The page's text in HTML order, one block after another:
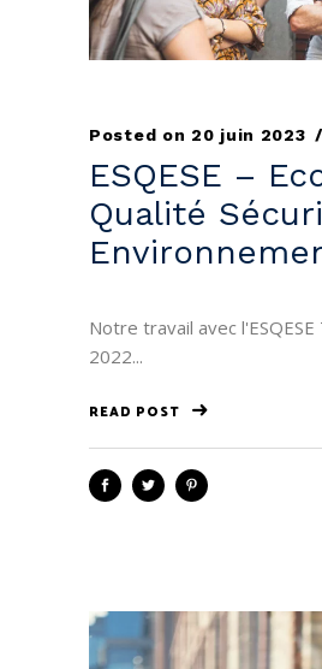
Posted on 20 juin 2023
ESQESE –
Qualité
Notre travail avec l'ESQESE
2022...
READ POST